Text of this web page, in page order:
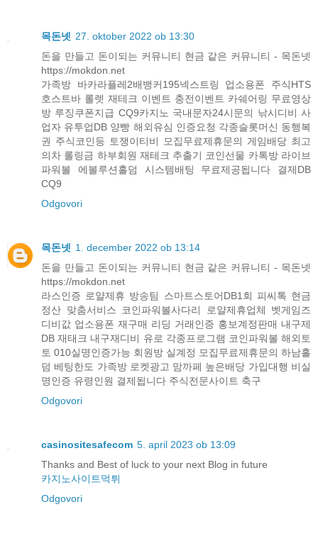
목돈넷 27. oktober 2022 ob 13:30
돈을 만들고 돈이되는 커뮤니티 현금 같은 커뮤니티 - 목돈넷
https://mokdon.net
가족방 바카라플레2배뱅커195넥스트링 업소용폰 주식HTS
호스트바 롤렛 재테크 이벤트 충전이벤트 카쉐어링 무료영상
방 루징쿠폰지급 CQ9카지노 국내문자24시문의 낚시디비 사
업자 유투업DB 양빵 해외유심 인증요청 각종슬롯머신 동행복
권 주식코인등 토쟁이티비 모집무료제휴문의 게임배당 최고
의차 롤링금 하부회원 재테크 추출기 코인선물 카톡방 라이브
파워볼 에볼루션홀덤 시스템배팅 무료제공됩니다 결제DB
CQ9
Odgovori
목돈넷 1. december 2022 ob 13:14
돈을 만들고 돈이되는 커뮤니티 현금 같은 커뮤니티 - 목돈넷
https://mokdon.net
라스인증 로얄제휴 방송팀 스마트스토어DB1회 피씨톡 현금
정산 맞춤서비스 코인파워볼사다리 로얄제휴업체 벳게임즈
디비값 업소용폰 재구매 리딩 거래인증 홍보계정판매 내구제
DB 재태크 내구재디비 유로 각종프로그램 코인파워볼 해외토
토 010실명인증가능 회원방 실계정 모집무료제휴문의 하남홀
덤 베팅한도 가족방 로켓광고 맘까페 높은배당 가입대행 비실
명인증 유령인원 결제됩니다 주식전문사이트 축구
Odgovori
casinositesafecom 5. april 2023 ob 13:09
Thanks and Best of luck to your next Blog in future
카지노사이트먹튀
Odgovori